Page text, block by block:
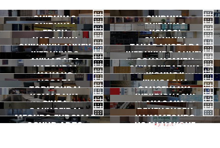
SHIBUYA3
渋谷3号
2026.07 OPEN
SHIBUYA
渋谷本店
SHIBUYA1
渋谷1号
SHIBUYA2
渋谷2号
EBISU
恵比寿
YOYOGI
代々木
HARAJUKU
原宿
SHINJUKU
新宿
SHINJUKU ANNEX
新宿ANNEX
TAKADANOBABA
高田馬場
IKEBUKURO
池袋
IKEBUKURO ANNEX
池袋ANNEX
AKIHABARA
秋葉原
OCHANOMIZU
御茶ノ水
HATSUDAI
初台
SHIMOKITAZAWA
下北沢
NAKANO
中野
KICHIJOJI
吉祥寺
NOGATA
野方
JIYUGAOKA
自由が丘
TORITSUDAI
都立大
SANGENJAYA
三軒茶屋
KOMAZAWA
駒沢
IKEJIRIOHASHI
池尻大橋
一時閉店中
GINZA
銀座
AKASAKA
赤坂
GAKUGEIDAI
学芸大
DENENCHOFU
田園調布
MEGURO FUDOMAE NAKAMEGURO
SOUND ARTS NOAH HAKONE